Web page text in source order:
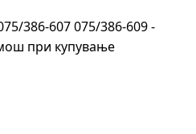
386-607 075/386-609 -
при купување